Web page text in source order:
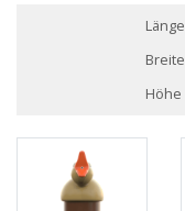
Länge
Breite
Höhe